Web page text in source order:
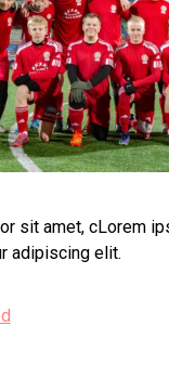
sit amet, cLorem
adipiscing elit.